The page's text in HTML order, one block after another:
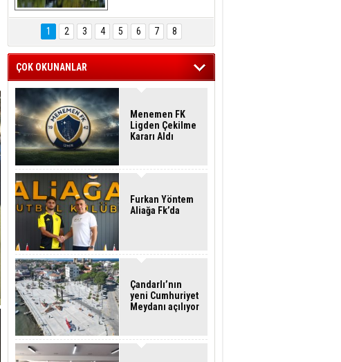
Hasan Eser'in
Objektifinden
1 2 3 4 5 6 7 8
ÇOK OKUNANLAR
Menemen FK
Ligden Çekilme
Kararı Aldı
Furkan Yöntem
Aliağa Fk’da
Çandarlı’nın
yeni Cumhuriyet
Meydanı açılıyor